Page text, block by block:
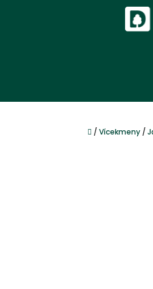
Domů
/ Vícekmeny /